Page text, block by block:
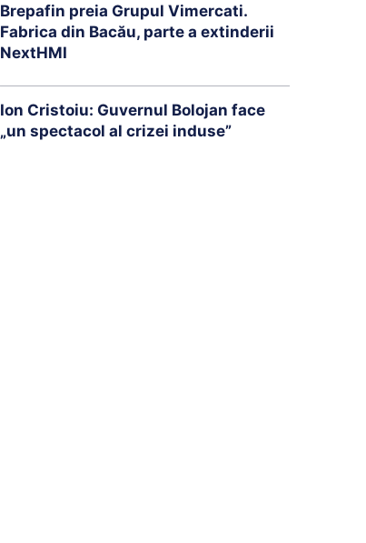
Brepafin preia Grupul Vimercati.
Fabrica din Bacău, parte a extinderii
NextHMI
Ion Cristoiu: Guvernul Bolojan face
„un spectacol al crizei induse”